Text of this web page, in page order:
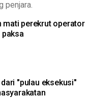
penjara.
mati perekrut operator
"pulau eksekusi"